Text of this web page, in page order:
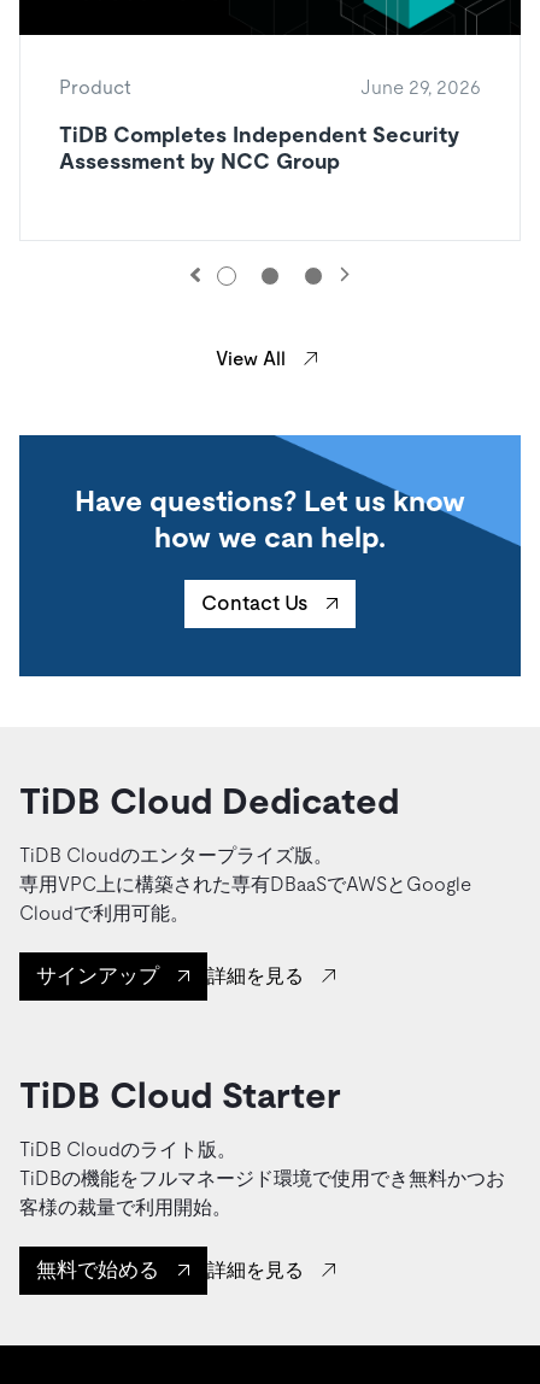
Product June 29, 2026
TiDB Completes Independent Security
Assessment by NCC Group
View All
Have questions? Let us know
how we can help.
Contact Us
TiDB Cloud Dedicated
TiDB Cloudのエンタープライズ版。
専用VPC上に構築された専有DBaaSでAWSとGoogle
Cloudで利用可能。
サインアップ 詳細を見る
TiDB Cloud Starter
TiDB Cloudのライト版。
TiDBの機能をフルマネージド環境で使用でき無料かつお
客様の裁量で利用開始。
無料で始める 詳細を見る